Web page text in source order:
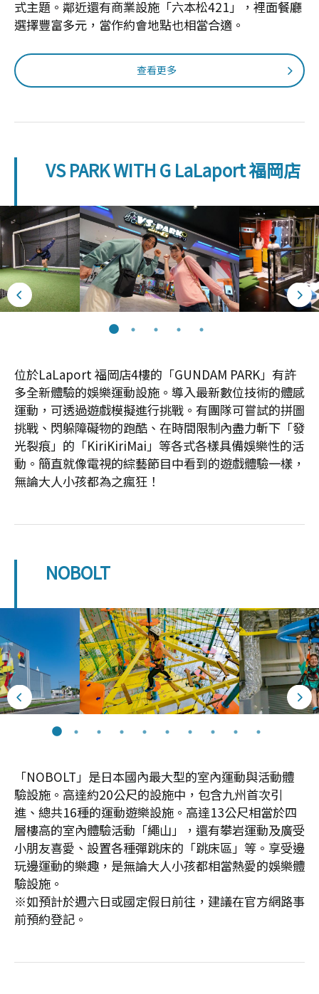
式主題。鄰近還有商業設施「六本松421」，裡面餐廳
選擇豐富多元，當作約會地點也相當合適。
查看更多
VS PARK WITH G LaLaport 福岡店
位於LaLaport 福岡店4樓的「GUNDAM PARK」有許
多全新體驗的娛樂運動設施。導入最新數位技術的體感
運動，可透過遊戲模擬進行挑戰。有團隊可嘗試的拼圖
挑戰、閃躲障礙物的跑酷、在時間限制內盡力斬下「發
光裂痕」的「KiriKiriMai」等各式各樣具備娛樂性的活
動。簡直就像電視的綜藝節目中看到的遊戲體驗一樣，
無論大人小孩都為之瘋狂！
NOBOLT
「NOBOLT」是日本國內最大型的室內運動與活動體
驗設施。高達約20公尺的設施中，包含九州首次引
進、總共16種的運動遊樂設施。高達13公尺相當於四
層樓高的室內體驗活動「繩山」，還有攀岩運動及廣受
小朋友喜愛、設置各種彈跳床的「跳床區」等。享受邊
玩邊運動的樂趣，是無論大人小孩都相當熱愛的娛樂體
驗設施。
※如預計於週六日或國定假日前往，建議在官方網路事
前預約登記。